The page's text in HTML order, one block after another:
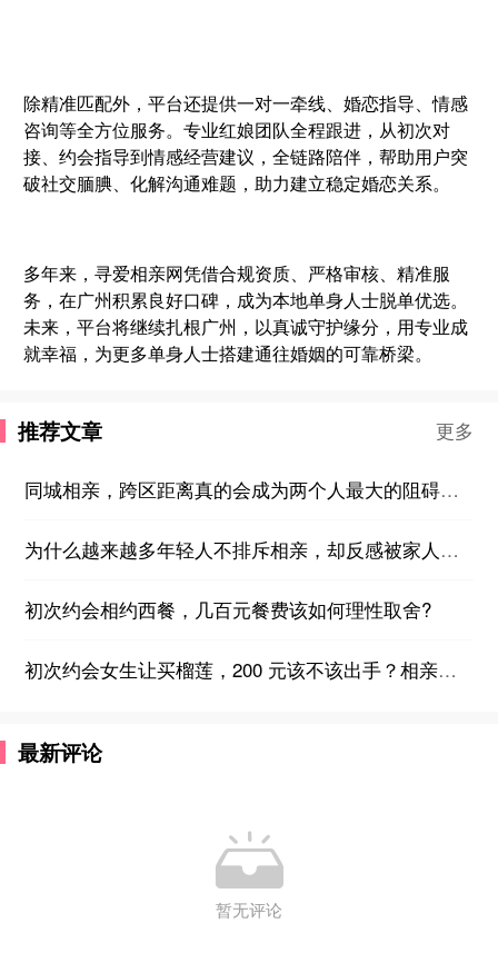
除精准匹配外，平台还提供一对一牵线、婚恋指导、情感
咨询等全方位服务。专业红娘团队全程跟进，从初次对
接、约会指导到情感经营建议，全链路陪伴，帮助用户突
破社交腼腆、化解沟通难题，助力建立稳定婚恋关系。
多年来，寻爱相亲网凭借合规资质、严格审核、精准服
务，在广州积累良好口碑，成为本地单身人士脱单优选。
未来，平台将继续扎根广州，以真诚守护缘分，用专业成
就幸福，为更多单身人士搭建通往婚姻的可靠桥梁。
推荐文章 更多
同城相亲，跨区距离真的会成为两个人最大的阻碍吗？
为什么越来越多年轻人不排斥相亲，却反感被家人强制安排相亲？
初次约会相约西餐，几百元餐费该如何理性取舍?
初次约会女生让买榴莲，200 元该不该出手？相亲消费分寸感拿捏技巧
最新评论

暂无评论